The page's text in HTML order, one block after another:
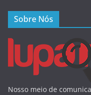
Sobre Nós
Nosso meio de